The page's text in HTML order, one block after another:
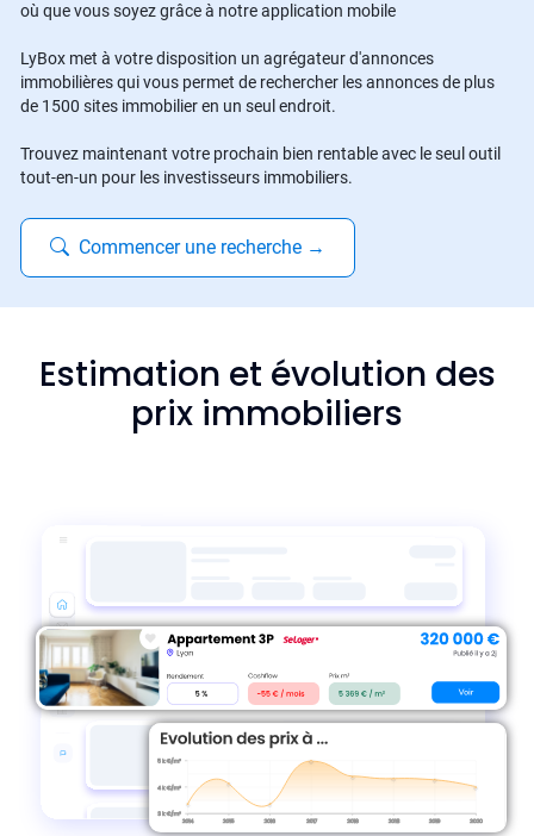
où que vous soyez grâce à notre application mobile
LyBox met à votre disposition un agrégateur d'annonces
immobilières qui vous permet de rechercher les annonces de plus
de 1500 sites immobilier en un seul endroit.
Trouvez maintenant votre prochain bien rentable avec le seul outil
tout-en-un pour les investisseurs immobiliers.
Commencer une recherche →
Estimation et évolution des
prix immobiliers